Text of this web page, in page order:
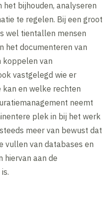
bijhouden, analyseren
te regelen. Bij een groot
wel tientallen mensen
het documenteren van
koppelen van
vastgelegd wie er
en welke rechten
neemt
plek in bij het werk
meer van bewust dat
vullen van databases en
hiervan aan de